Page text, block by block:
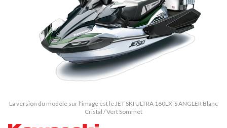
La version du modèle sur l'image est le JET SKI ULTRA 160LX-S ANGLER Blanc
Cristal / Vert Sommet